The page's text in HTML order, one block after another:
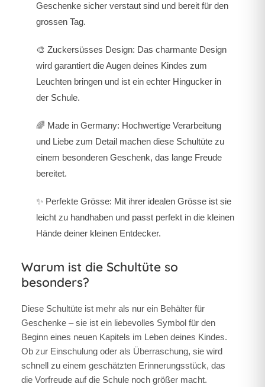
Geschenke sicher verstaut sind und bereit für den
grossen Tag.
🎨 Zuckersüsses Design: Das charmante Design
wird garantiert die Augen deines Kindes zum
Leuchten bringen und ist ein echter Hingucker in
der Schule.
🌈 Made in Germany: Hochwertige Verarbeitung
und Liebe zum Detail machen diese Schultüte zu
einem besonderen Geschenk, das lange Freude
bereitet.
✨ Perfekte Grösse: Mit ihrer idealen Grösse ist sie
leicht zu handhaben und passt perfekt in die kleinen
Hände deiner kleinen Entdecker.
Warum ist die Schultüte so
besonders?
Diese Schultüte ist mehr als nur ein Behälter für
Geschenke – sie ist ein liebevolles Symbol für den
Beginn eines neuen Kapitels im Leben deines Kindes.
Ob zur Einschulung oder als Überraschung, sie wird
schnell zu einem geschätzten Erinnerungsstück, das
die Vorfreude auf die Schule noch größer macht.